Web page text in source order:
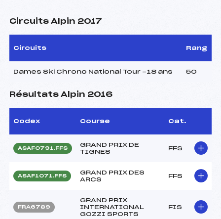
Circuits Alpin 2017
Circuits Rang
Dames Ski Chrono National Tour -18 ans 50
Résultats Alpin 2016
Codex Course Cat.
ASAF0791.FFS
GRAND PRIX DE
TIGNES
FFS
ASAF1071.FFS
GRAND PRIX DES
ARCS
FFS
FRA6789
GRAND PRIX
INTERNATIONAL
GOZZI SPORTS
FIS